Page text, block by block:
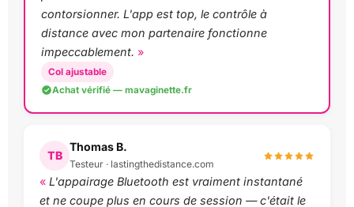
contorsionner. L'app est top, le contrôle à
distance avec mon partenaire fonctionne
impeccablement.
Col ajustable
Achat vérifié — mavaginette.fr
TB
Thomas B.
Testeur · lastingthedistance.com
L'appairage Bluetooth est vraiment instantané
et ne coupe plus en cours de session — c'était le